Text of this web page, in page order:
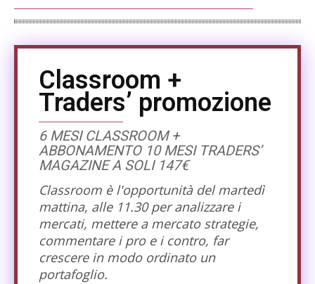
Classroom +
Traders’ promozione
6 MESI CLASSROOM +
ABBONAMENTO 10 MESI TRADERS’
MAGAZINE A SOLI 147€
Classroom è l'opportunità del martedì
mattina, alle 11.30 per analizzare i
mercati, mettere a mercato strategie,
commentare i pro e i contro, far
crescere in modo ordinato un
portafoglio.